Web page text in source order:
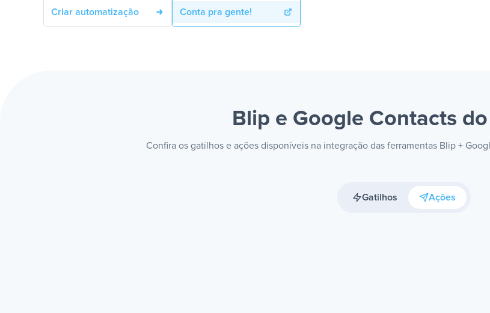
Criar automatização Conta pra gente!
Blip e Google Contacts
Confira os gatilhos e ações disponíveis na integração das ferramentas Blip +
Gatilhos Ações